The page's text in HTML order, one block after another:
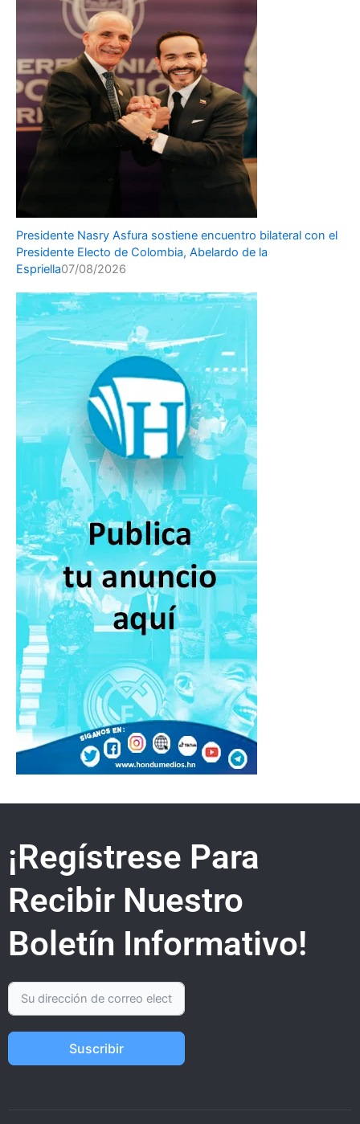
Presidente Nasry Asfura sostiene encuentro bilateral con el
Presidente Electo de Colombia, Abelardo de la
Espriella07/08/2026
¡Regístrese Para
Recibir Nuestro
Boletín Informativo!
Suscribir